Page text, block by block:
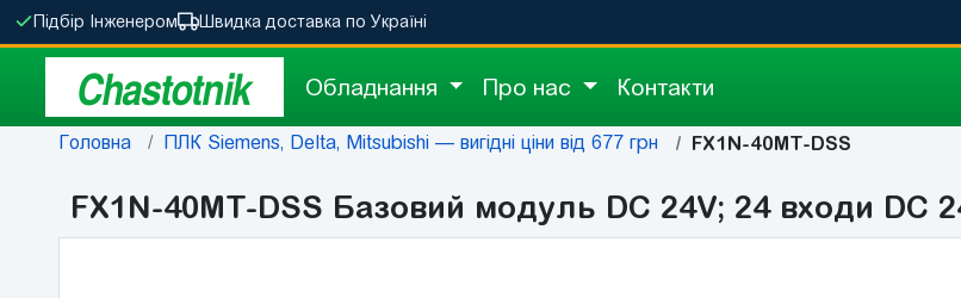
Підбір Інженером Швидка доставка по Україні
Chastotnik Обладнання Про нас Контакти
Головна ПЛК Siemens, Delta, Mitsubishi — вигідні ціни від 677 грн FX1N-40MT-DSS
FX1N-40MT-DSS Базовий модуль DC 24V; 24 входи DC